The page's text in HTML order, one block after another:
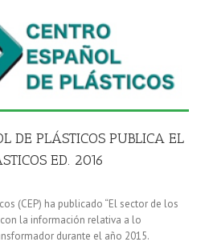
DE PLÁSTICOS PUBLICA EL
ED. 2016
(CEP) ha publicado “El sector de los
con la información relativa a lo
durante el año 2015.